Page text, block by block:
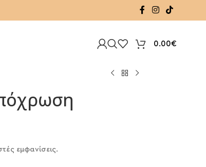
0.00€
εμφανίσεις.